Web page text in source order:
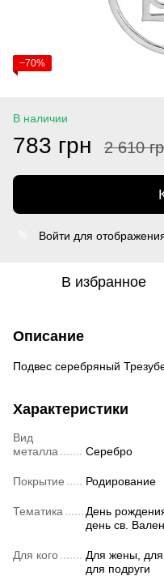
−70%
В наличии
783 грн 2 610
Войти для
В избранное
Описание
Подвес серебряный
Характеристики
Вид
металла
Серебро
Покрытие Родирование
Тематика
День
день св.
Для кого
Для жены,
для подруги